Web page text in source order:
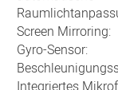
Screen Mirroring:
Gyro-Sensor: